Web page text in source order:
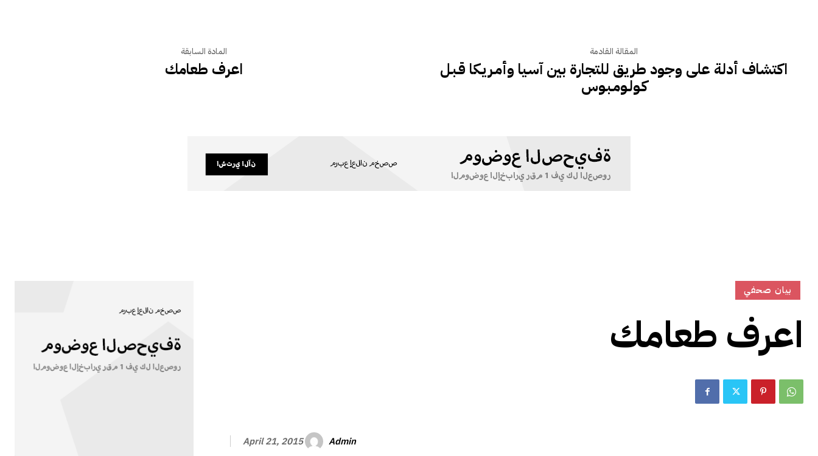
المادة السابقة
اعرف طعامك
المقالة القادمة
اكتشاف أدلة على وجود طريق للتجارة بين آسـيا وأمـريـكا قـبـل
كـولـومـبـوس